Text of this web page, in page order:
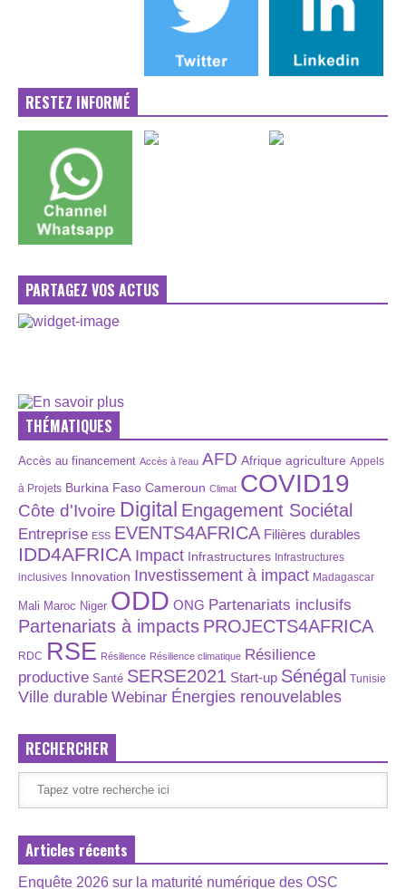
RESTEZ INFORMÉ
PARTAGEZ VOS ACTUS
THÉMATIQUES
Accès au financement Accès à l’eau AFD Afrique agriculture Appels
à Projets Burkina Faso Cameroun Climat COVID19
Côte d'Ivoire Digital Engagement Sociétal
Entreprise ESS EVENTS4AFRICA Filières durables
IDD4AFRICA Impact Infrastructures Infrastructures
inclusives Innovation Investissement à impact Madagascar
Mali Maroc Niger ODD ONG Partenariats inclusifs
Partenariats à impacts PROJECTS4AFRICA
RDC RSE Résilience Résilience climatique Résilience
productive Santé SERSE2021 Start-up Sénégal Tunisie
Ville durable Webinar Énergies renouvelables
RECHERCHER
Articles récents
Enquête 2026 sur la maturité numérique des OSC